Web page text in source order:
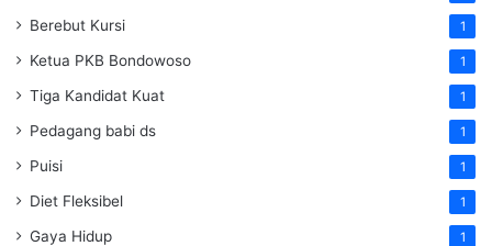
Berebut Kursi 1
Ketua PKB Bondowoso 1
Tiga Kandidat Kuat 1
Pedagang babi ds 1
Puisi 1
Diet Fleksibel 1
Gaya Hidup 1